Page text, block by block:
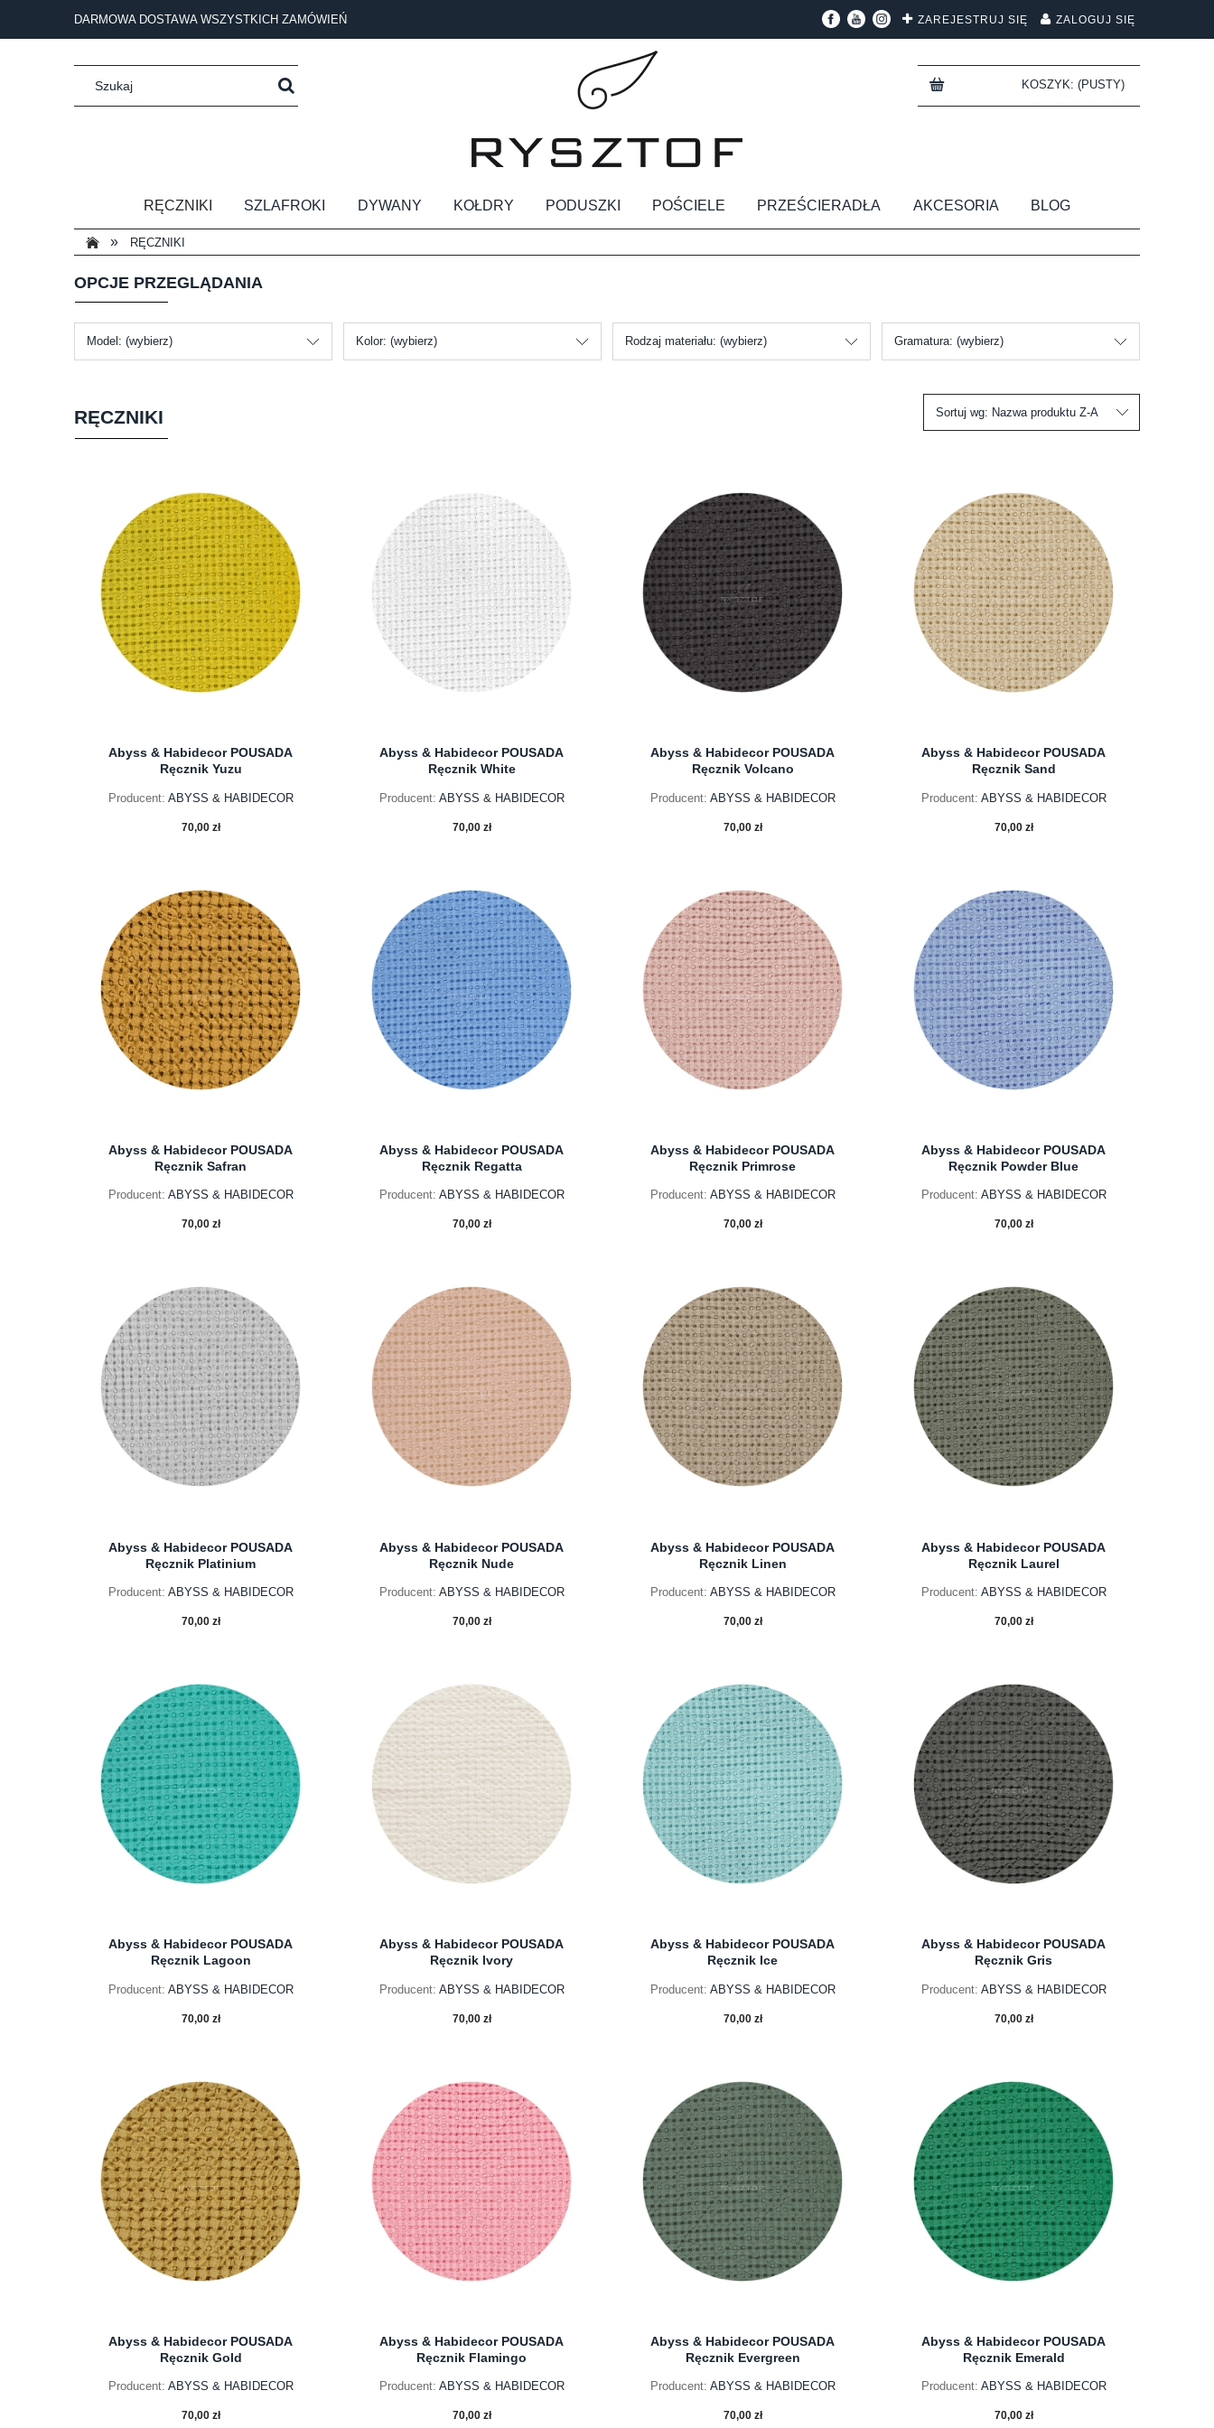
ZAREJESTRUJ SIĘ ZALOGUJ SIĘ
DARMOWA DOSTAWA WSZYSTKICH ZAMÓWIEŃ
KOSZYK: (PUSTY)
RĘCZNIKI SZLAFROKI DYWANY KOŁDRY PODUSZKI POŚCIELE PRZEŚCIERADŁA AKCESORIA BLOG
» RĘCZNIKI
OPCJE PRZEGLĄDANIA
Model: (wybierz) Kolor: (wybierz) Rodzaj materiału: (wybierz) Gramatura: (wybierz)
RĘCZNIKI Sortuj wg: Nazwa produktu Z-A
Abyss & Habidecor POUSADA
Ręcznik Yuzu
Producent: ABYSS & HABIDECOR
70,00 zł
do koszyka
Abyss & Habidecor POUSADA
Ręcznik White
Producent: ABYSS & HABIDECOR
70,00 zł
do koszyka
Abyss & Habidecor POUSADA
Ręcznik Volcano
Producent: ABYSS & HABIDECOR
70,00 zł
do koszyka
Abyss & Habidecor POUSADA
Ręcznik Sand
Producent: ABYSS & HABIDECOR
70,00 zł
do koszyka
Abyss & Habidecor POUSADA
Ręcznik Safran
Producent: ABYSS & HABIDECOR
70,00 zł
do koszyka
Abyss & Habidecor POUSADA
Ręcznik Regatta
Producent: ABYSS & HABIDECOR
70,00 zł
do koszyka
Abyss & Habidecor POUSADA
Ręcznik Primrose
Producent: ABYSS & HABIDECOR
70,00 zł
do koszyka
Abyss & Habidecor POUSADA
Ręcznik Powder Blue
Producent: ABYSS & HABIDECOR
70,00 zł
do koszyka
Abyss & Habidecor POUSADA
Ręcznik Platinium
Producent: ABYSS & HABIDECOR
70,00 zł
do koszyka
Abyss & Habidecor POUSADA
Ręcznik Nude
Producent: ABYSS & HABIDECOR
70,00 zł
do koszyka
Abyss & Habidecor POUSADA
Ręcznik Linen
Producent: ABYSS & HABIDECOR
70,00 zł
do koszyka
Abyss & Habidecor POUSADA
Ręcznik Laurel
Producent: ABYSS & HABIDECOR
70,00 zł
do koszyka
Abyss & Habidecor POUSADA
Ręcznik Lagoon
Producent: ABYSS & HABIDECOR
70,00 zł
do koszyka
Abyss & Habidecor POUSADA
Ręcznik Ivory
Producent: ABYSS & HABIDECOR
70,00 zł
do koszyka
Abyss & Habidecor POUSADA
Ręcznik Ice
Producent: ABYSS & HABIDECOR
70,00 zł
do koszyka
Abyss & Habidecor POUSADA
Ręcznik Gris
Producent: ABYSS & HABIDECOR
70,00 zł
do koszyka
Abyss & Habidecor POUSADA
Ręcznik Gold
Producent: ABYSS & HABIDECOR
70,00 zł
Abyss & Habidecor POUSADA
Ręcznik Flamingo
Producent: ABYSS & HABIDECOR
70,00 zł
Abyss & Habidecor POUSADA
Ręcznik Evergreen
Producent: ABYSS & HABIDECOR
70,00 zł
Abyss & Habidecor POUSADA
Ręcznik Emerald
Producent: ABYSS & HABIDECOR
70,00 zł